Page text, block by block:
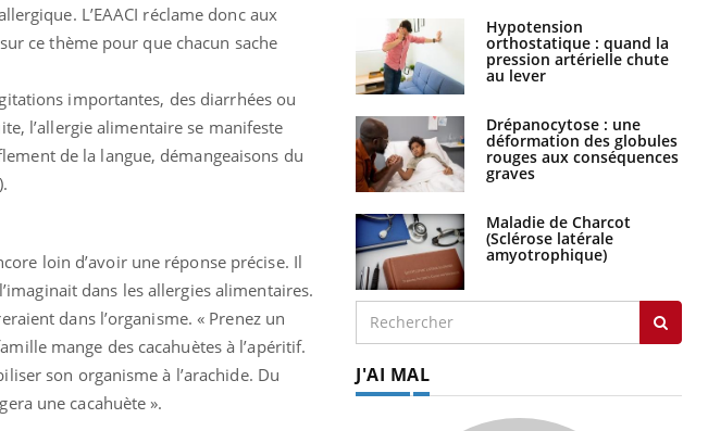
L’EAACI réclame donc aux
ce thème pour que chacun sache
importantes, des diarrhées ou
l’allergie alimentaire se manifeste
de la langue, démangeaisons du
loin d’avoir une réponse précise. Il
dans les allergies alimentaires.
dans l’organisme. « Prenez un
mange des cacahuètes à l’apéritif.
son organisme à l’arachide. Du
une cacahuète ».
Hypotension
orthostatique : quand la
pression artérielle chute
au lever
Drépanocytose : une
déformation des globules
rouges aux conséquences
graves
Maladie de Charcot
(Sclérose latérale
amyotrophique)
J'AI MAL